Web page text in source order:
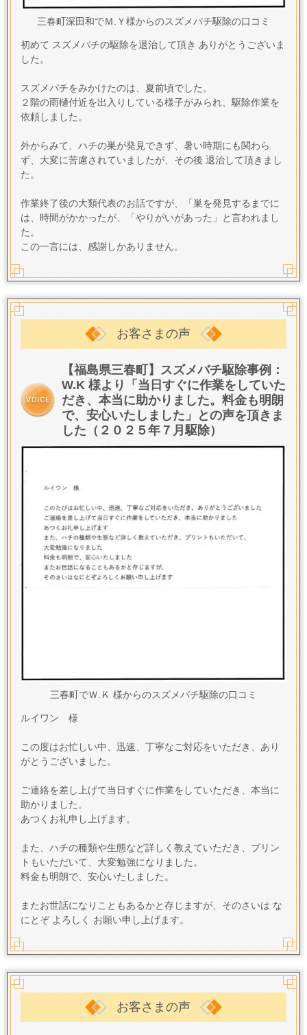
三春町深田和でＭ.Ｙ様からのスズメバチ駆除の口コミ
初めて スズメバチの駆除を退治して頂き ありがとうございま
した。
スズメバチをみかけたのは、夏前頃でした。
２階の雨樋付近を出入りしている様子がみられ、駆除作業を
依頼しました。
外からみて、ハチの巣が発見できず、暑い時期にも関わら
ず、大変に苦慮されていましたが、その後 退治して頂きまし
た。
作業終了後の大類代表のお話ですが、「巣を発見するまでに
は、時間がかかったが、「やりがいがあった」と言われまし
た。
この一言には、感謝しかありません。
お客さまの声
【福島県三春町】スズメバチ駆除事例：
W.K 様より「当日すぐに作業をしていた
だき、本当に助かりました。料金も明朗
で、安心いたしました」との声を頂きま
した（２０２５年７月駆除）
三春町でＷ.Ｋ 様からのスズメバチ駆除の口コミ
ルイワン 様
この度はお忙しい中、迅速、丁寧なご対応をいただき、あり
がとうございました。
ご連絡を差し上げて当日すぐに作業をしていただき、本当に
助かりました。
あつくお礼申し上げます。
また、ハチの種類や生態など詳しく教えていただき、プリン
トもいただいて、大変勉強になりました。
料金も明朗で、安心いたしました。
またお世話になりこともあるかと存じますが、そのさいは な
にとぞ よろしく お願い申し上げます。
お客さまの声